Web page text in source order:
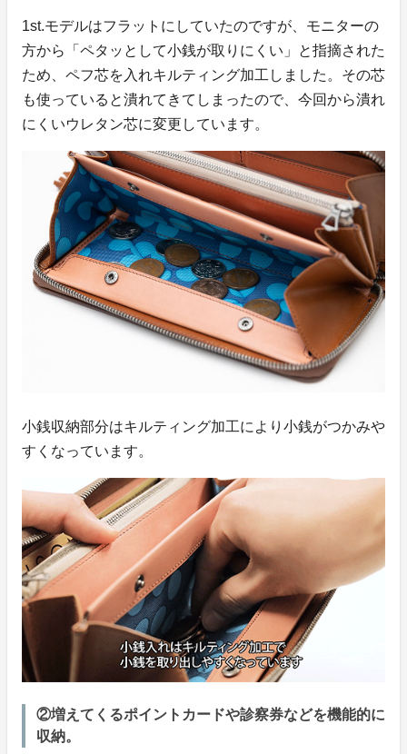
1st.モデルはフラットにしていたのですが、モニターの
方から「ペタッとして小銭が取りにくい」と指摘された
ため、ペフ芯を入れキルティング加工しました。その芯
も使っていると潰れてきてしまったので、今回から潰れ
にくいウレタン芯に変更しています。
小銭収納部分はキルティング加工により小銭がつかみや
すくなっています。
②増えてくるポイントカードや診察券などを機能的に
収納。